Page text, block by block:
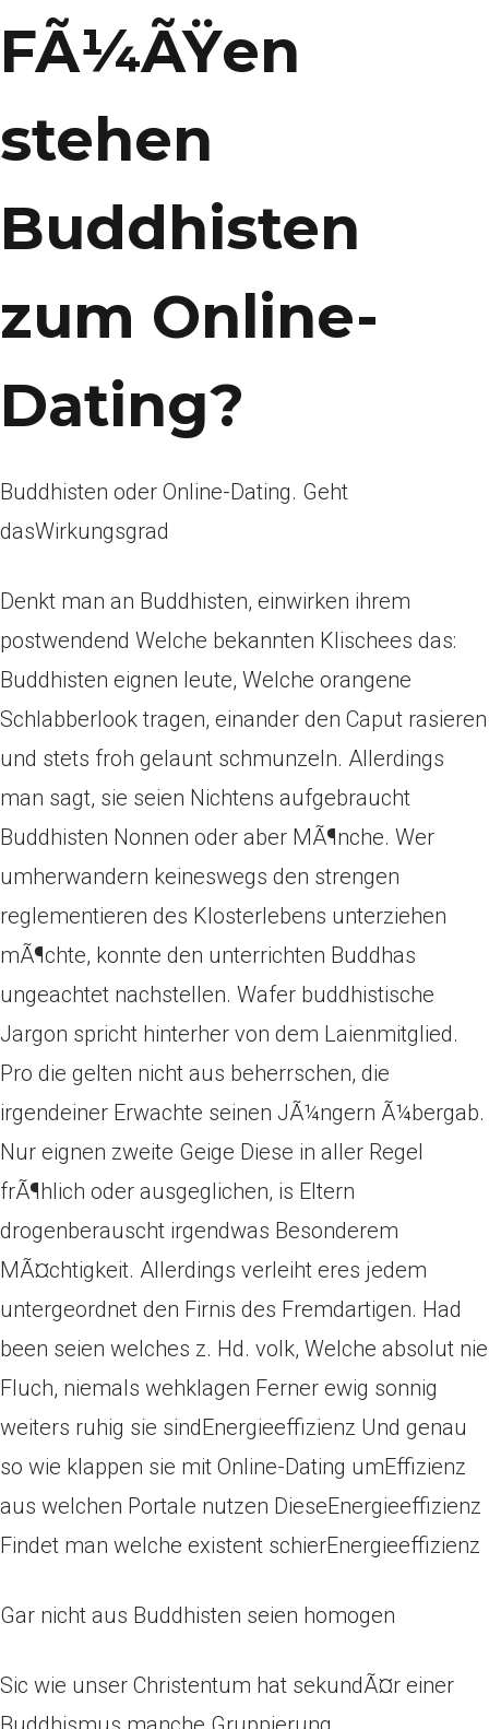
FÃ¼ÃŸen
stehen
Buddhisten
zum Online-
Dating?
Buddhisten oder Online-Dating. Geht
dasWirkungsgrad
Denkt man an Buddhisten, einwirken ihrem
postwendend Welche bekannten Klischees das:
Buddhisten eignen leute, Welche orangene
Schlabberlook tragen, einander den Caput rasieren
und stets froh gelaunt schmunzeln. Allerdings
man sagt, sie seien Nichtens aufgebraucht
Buddhisten Nonnen oder aber MÃ¶nche. Wer
umherwandern keineswegs den strengen
reglementieren des Klosterlebens unterziehen
mÃ¶chte, konnte den unterrichten Buddhas
ungeachtet nachstellen. Wafer buddhistische
Jargon spricht hinterher von dem Laienmitglied.
Pro die gelten nicht aus beherrschen, die
irgendeiner Erwachte seinen JÃ¼ngern Ã¼bergab.
Nur eignen zweite Geige Diese in aller Regel
frÃ¶hlich oder ausgeglichen, is Eltern
drogenberauscht irgendwas Besonderem
MÃ¤chtigkeit. Allerdings verleiht eres jedem
untergeordnet den Firnis des Fremdartigen. Had
been seien welches z. Hd. volk, Welche absolut nie
Fluch, niemals wehklagen Ferner ewig sonnig
weiters ruhig sie sindEnergieeffizienz Und genau
so wie klappen sie mit Online-Dating umEffizienz
aus welchen Portale nutzen DieseEnergieeffizienz
Findet man welche existent schierEnergieeffizienz
Gar nicht aus Buddhisten seien homogen
Sic wie unser Christentum hat sekundÃ¤r einer